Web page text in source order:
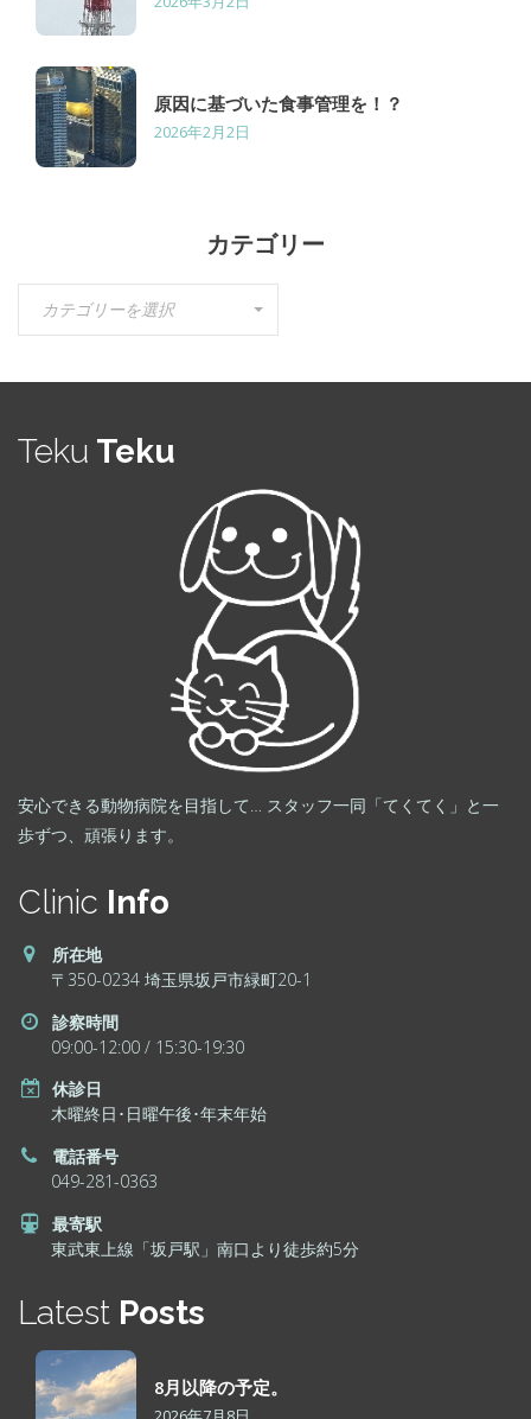
原因に基づいた食事管理を！？
2026年2月2日
カテゴリー
リ
カテゴリーを選択
Teku Teku
安心できる動物病院を目指して… スタッフ一同「てくてく」と一
歩ずつ、頑張ります。
Clinic Info
所在地
〒350-0234 埼玉県坂戸市緑町20-1
診察時間
09:00-12:00 / 15:30-19:30
休診日
木曜終日･日曜午後･年末年始
電話番号
049-281-0363
最寄駅
東武東上線「坂戸駅」南口より徒歩約5分
Latest Posts
8月以降の予定。